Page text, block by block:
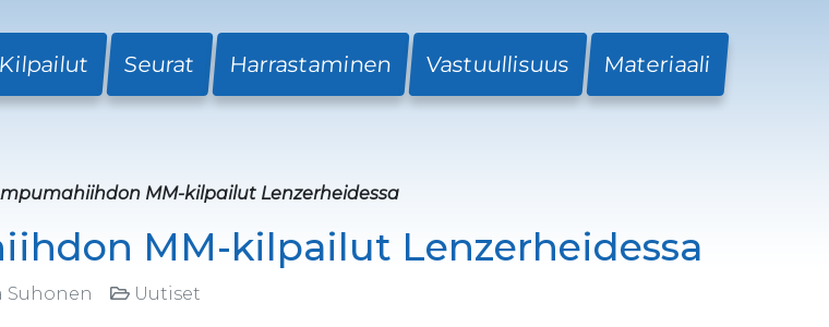
Kilpailut Seurat Harrastaminen Vastuullisuus Materiaali
MM-kilpailut Lenzerheidessa
MM-kilpailut Lenzerheidessa
Suhonen Uutiset